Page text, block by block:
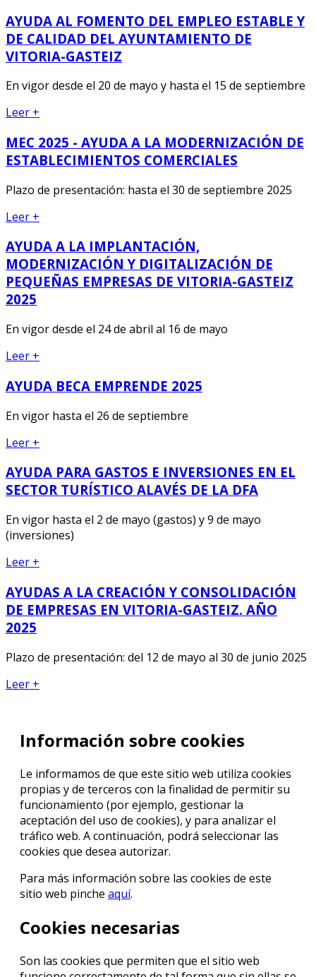
AYUDA AL FOMENTO DEL EMPLEO ESTABLE Y
DE CALIDAD DEL AYUNTAMIENTO DE
VITORIA-GASTEIZ
En vigor desde el 20 de mayo y hasta el 15 de septiembre
Leer +
MEC 2025 - AYUDA A LA MODERNIZACIÓN DE
ESTABLECIMIENTOS COMERCIALES
Plazo de presentación: hasta el 30 de septiembre 2025
Leer +
AYUDA A LA IMPLANTACIÓN,
MODERNIZACIÓN Y DIGITALIZACIÓN DE
PEQUEÑAS EMPRESAS DE VITORIA-GASTEIZ
2025
En vigor desde el 24 de abril al 16 de mayo
Leer +
AYUDA BECA EMPRENDE 2025
En vigor hasta el 26 de septiembre
Leer +
AYUDA PARA GASTOS E INVERSIONES EN EL
SECTOR TURÍSTICO ALAVÉS DE LA DFA
En vigor hasta el 2 de mayo (gastos) y 9 de mayo
(inversiones)
Leer +
AYUDAS A LA CREACIÓN Y CONSOLIDACIÓN
DE EMPRESAS EN VITORIA-GASTEIZ. AÑO
2025
Plazo de presentación: del 12 de mayo al 30 de junio 2025
Leer +
Información sobre cookies
Le informamos de que este sitio web utiliza cookies
propias y de terceros con la finalidad de permitir su
funcionamiento (por ejemplo, gestionar la
aceptación del uso de cookies), y para analizar el
tráfico web. A continuación, podrá seleccionar las
cookies que desea autorizar.
Para más información sobre las cookies de este
sitio web pinche aquí.
Cookies necesarias
Son las cookies que permiten que el sitio web